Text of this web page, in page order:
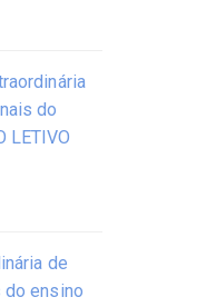
do
LETIVO
de
ensino